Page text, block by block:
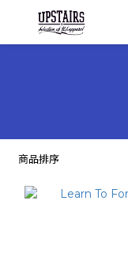
商品排序